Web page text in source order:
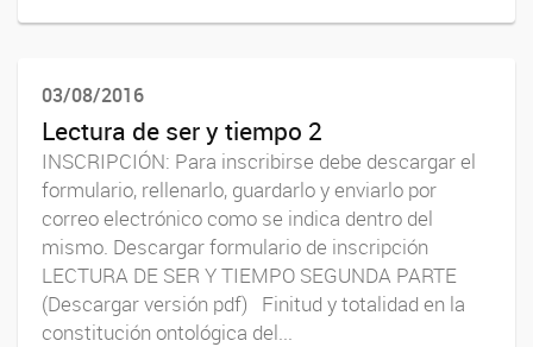
03/08/2016
Lectura de ser y tiempo 2
INSCRIPCIÓN: Para inscribirse debe descargar el
formulario, rellenarlo, guardarlo y enviarlo por
correo electrónico como se indica dentro del
mismo. Descargar formulario de inscripción
LECTURA DE SER Y TIEMPO SEGUNDA PARTE
(Descargar versión pdf) Finitud y totalidad en la
constitución ontológica del...